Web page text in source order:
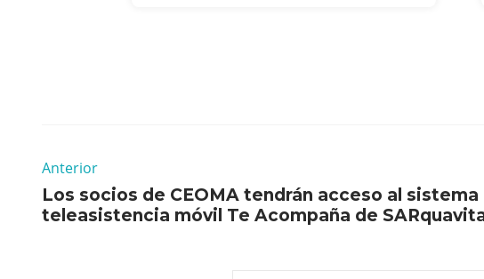
Anterior
Los socios de CEOMA tendrán acceso al sistema
teleasistencia móvil Te Acompaña de